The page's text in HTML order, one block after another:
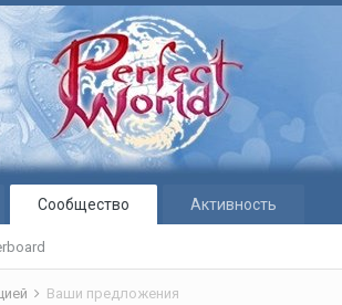
Сообщество Активность
Ваши предложения